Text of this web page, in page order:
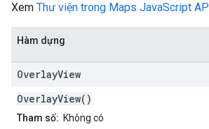
Xem Thư viện trong Maps JavaScript API
Hàm dựng
OverlayView
OverlayView()
Tham số: Không có